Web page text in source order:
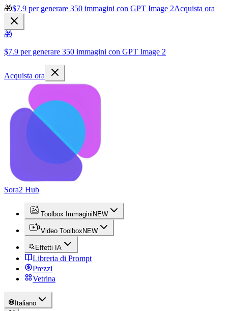
🎁$7.9 per generare 350 immagini con GPT Image 2Acquista ora
🎁
$7.9 per generare 350 immagini con GPT Image 2
Acquista ora
Sora2 Hub
Toolbox Immagini NEW
Video Toolbox NEW
Effetti IA
Libreria di Prompt
Prezzi
Vetrina
Italiano